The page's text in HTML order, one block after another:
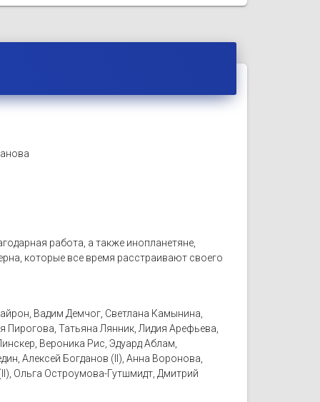
работа, а также инопланетяне,
которые все время расстраивают своего
Вадим Демчог, Светлана Камынина,
Татьяна Лянник, Лидия Арефьева,
Вероника Рис, Эдуард Аблам,
Алексей Богданов (II), Анна Воронова,
Ольга Остроумова-Гутшмидт, Дмитрий